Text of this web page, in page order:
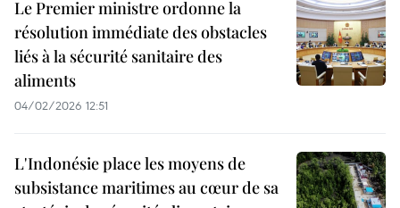
Le Premier ministre ordonne la
résolution immédiate des obstacles
liés à la sécurité sanitaire des
aliments
04/02/2026 12:51
L'Indonésie place les moyens de
subsistance maritimes au cœur de sa